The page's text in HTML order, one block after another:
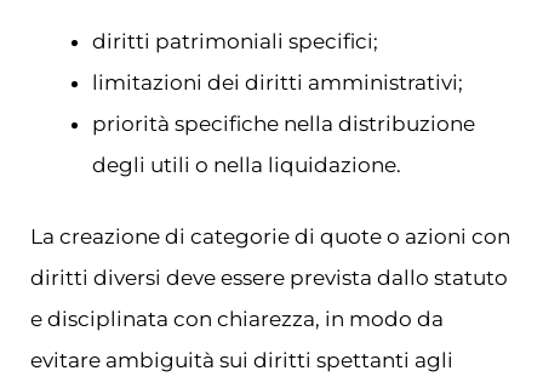
diritti patrimoniali specifici;
limitazioni dei diritti amministrativi;
priorità specifiche nella distribuzione
degli utili o nella liquidazione.
La creazione di categorie di quote o azioni con
diritti diversi deve essere prevista dallo statuto
e disciplinata con chiarezza, in modo da
evitare ambiguità sui diritti spettanti agli